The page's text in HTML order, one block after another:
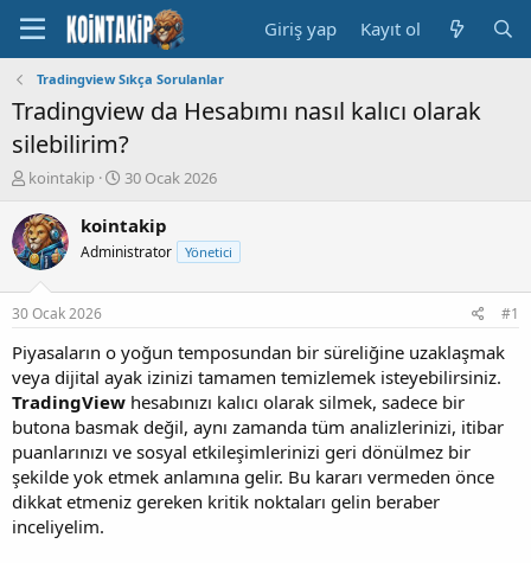
Giriş yap Kayıt ol
Tradingview Sıkça Sorulanlar
Tradingview da Hesabımı nasıl kalıcı olarak
silebilirim?
K
n
u
y
B
a
ş
l
a
t
a
n
kointakip
B
ş
l
a
ç
t
a
r
i
h
i
30 Ocak 2026
kointakip
Administrator Yönetici
30 Ocak 2026 #1
Piyasaların o yoğun temposundan bir süreliğine uzaklaşmak
veya dijital ayak izinizi tamamen temizlemek isteyebilirsiniz.
TradingView hesabınızı kalıcı olarak silmek, sadece bir
butona basmak değil, aynı zamanda tüm analizlerinizi, itibar
puanlarınızı ve sosyal etkileşimlerinizi geri dönülmez bir
şekilde yok etmek anlamına gelir. Bu kararı vermeden önce
dikkat etmeniz gereken kritik noktaları gelin beraber
inceliyelim.